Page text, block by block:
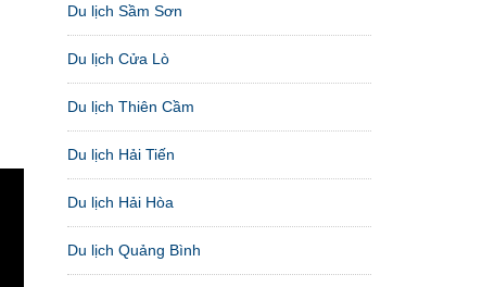
Du lịch Sầm Sơn
Du lịch Cửa Lò
Du lịch Thiên Cầm
Du lịch Hải Tiến
Du lịch Hải Hòa
Du lịch Quảng Bình